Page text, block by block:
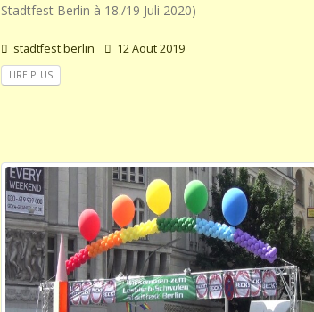
Stadtfest Berlin à 18./19 Juli 2020)
stadtfest.berlin 12 Aout 2019
LIRE PLUS